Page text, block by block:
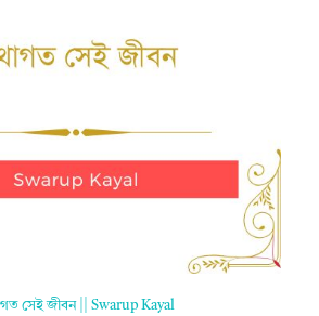
সেই জীবন || Swarup Kayal